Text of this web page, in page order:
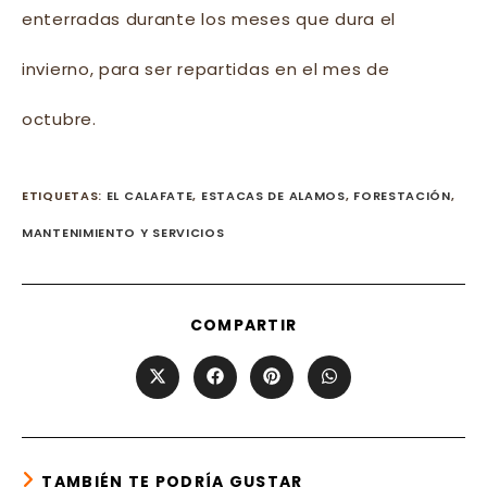
enterradas durante los meses que dura el
invierno, para ser repartidas en el mes de
octubre.
ETIQUETAS: EL CALAFATE, ESTACAS DE ALAMOS, FORESTACIÓN,
MANTENIMIENTO Y SERVICIOS
COMPARTIR
CONTENT
Opens
in
window
Opens
in
window
Opens
in
window
Opens
in
window
TAMBIÉN TE PODRÍA GUSTAR